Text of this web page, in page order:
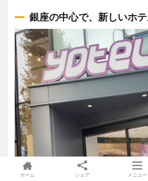
銀座の中心で、新しいホ
ホーム シェア メニュー